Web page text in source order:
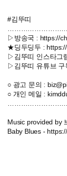
#김뚜띠
▷방송국 : https://
★딩두딩두 :
▷김뚜띠 인스타그
▷김뚜띠 유튜브 구
○ 광고 문의 :
○ 개인 메일 :
Music provided by
Baby Blues -